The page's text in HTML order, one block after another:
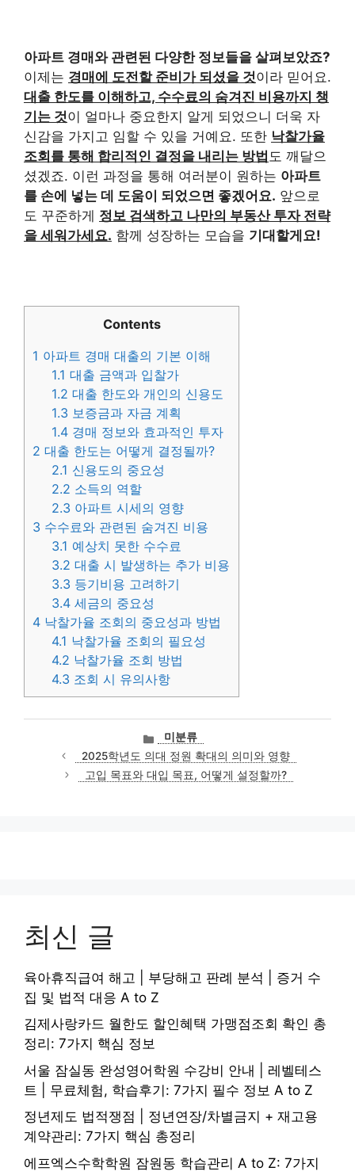
아파트 경매와 관련된 다양한 정보들을 살펴보았죠?
이제는 경매에 도전할 준비가 되셨을 것이라 믿어요.
대출 한도를 이해하고, 수수료의 숨겨진 비용까지 챙
기는 것이 얼마나 중요한지 알게 되었으니 더욱 자
신감을 가지고 임할 수 있을 거예요. 또한 낙찰가율
조회를 통해 합리적인 결정을 내리는 방법 도 깨달으
셨겠죠. 이런 과정을 통해 여러분이 원하는 아파트
를 손에 넣는 데 도움이 되었으면 좋겠어요. 앞으로
도 꾸준하게 정보 검색하고 나만의 부동산 투자 전략
을 세워가세요. 함께 성장하는 모습을 기대할게요!
Contents
1 아파트 경매 대출의 기본 이해
1.1 대출 금액과 입찰가
1.2 대출 한도와 개인의 신용도
1.3 보증금과 자금 계획
1.4 경매 정보와 효과적인 투자
2 대출 한도는 어떻게 결정될까?
2.1 신용도의 중요성
2.2 소득의 역할
2.3 아파트 시세의 영향
3 수수료와 관련된 숨겨진 비용
3.1 예상치 못한 수수료
3.2 대출 시 발생하는 추가 비용
3.3 등기비용 고려하기
3.4 세금의 중요성
4 낙찰가율 조회의 중요성과 방법
4.1 낙찰가율 조회의 필요성
4.2 낙찰가율 조회 방법
4.3 조회 시 유의사항
카
테
고
리
미분류
2025학년도 의대 정원 확대의 의미와 영향
고입 목표와 대입 목표, 어떻게 설정할까?
최신 글
육아휴직급여 해고 | 부당해고 판례 분석 | 증거 수
집 및 법적 대응 A to Z
김제사랑카드 월한도 할인혜택 가맹점조회 확인 총
정리: 7가지 핵심 정보
서울 잠실동 완성영어학원 수강비 안내 | 레벨테스
트 | 무료체험, 학습후기: 7가지 필수 정보 A to Z
정년제도 법적쟁점 | 정년연장/차별금지 + 재고용
계약관리: 7가지 핵심 총정리
에프엑스수학학원 잠원동 학습관리 A to Z: 7가지